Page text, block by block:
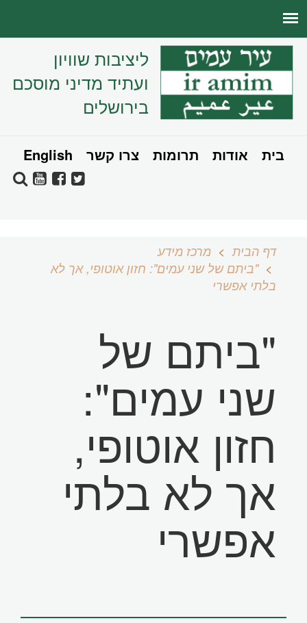
ליציבות שוויון
ועתיד מדיני מוסכם
בירושלים
בית אודות תרומות צרו קשר English
דף הבית
מרכז מידע
"ביתם של שני עמים": חזון אוטופי, אך לא
בלתי אפשרי
"ביתם של
שני עמים":
חזון אוטופי,
אך לא בלתי
אפשרי